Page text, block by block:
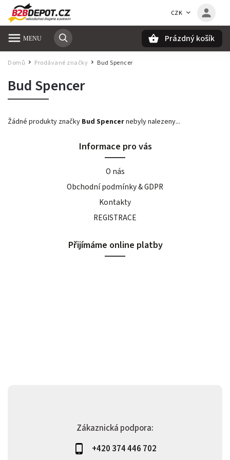
CZK
Prázdný košík
Domů / Prodávané značky / Bud Spencer
Bud Spencer
Žádné produkty značky Bud Spencernebyly nalezeny...
Zákaznická podpora:
+420 374 446 702
Informace pro vás
O nás
Obchodní podmínky & GDPR
Kontakty
REGISTRACE
Přijímáme online platby